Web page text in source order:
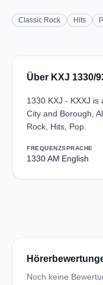
Classic Rock Hits
Über KXJ 1330/
1330 KXJ - KXXJ
City and Borough,
Rock, Hits, Pop.
FREQUENZ
1330 AM
SPRACHE
English
Noch keine